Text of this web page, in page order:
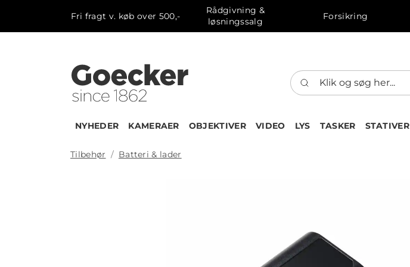
Fri fragt v. køb over 500,-
Rådgivning &
løsningssalg
Forsikring
NYHEDER KAMERAER OBJEKTIVER VIDEO LYS TASKER STATIVER
Tilbehør Batteri & lader